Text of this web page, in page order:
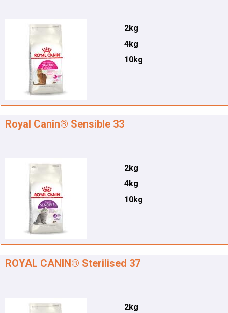
2kg
4kg
10kg
Royal Canin® Sensible 33
2kg
4kg
10kg
ROYAL CANIN® Sterilised 37
2kg